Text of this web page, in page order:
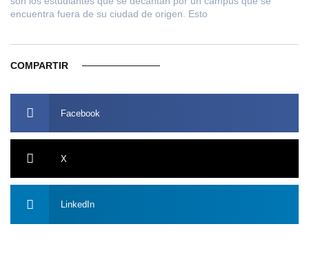
encuentra fuera de su ciudad de origen. Esto
COMPARTIR
Facebook
X
LinkedIn